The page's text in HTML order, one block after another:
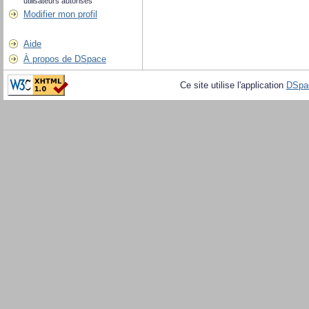
Modifier mon profil
Aide
À propos de DSpace
Ce site utilise l'application